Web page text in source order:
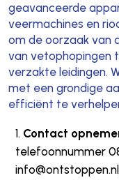
geavanceerde
veermachines en
om de oorzaak van
van vetophopingen
verzakte leidingen.
met een grondige
efficiënt te
Contact
telefoonnummer